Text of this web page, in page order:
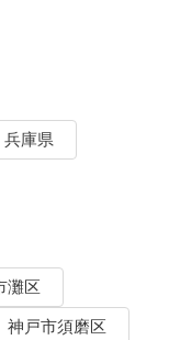
兵庫県
灘区
神戸市須磨区